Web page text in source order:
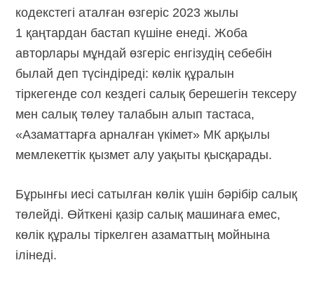
кодекстегі аталған өзгеріс 2023 жылы
1 қаңтардан бастап күшіне енеді. Жоба
авторлары мұндай өзгеріс енгізудің себебін
былай деп түсіндіреді: көлік құралын
тіркегенде сол кездегі салық берешегін тексеру
мен салық төлеу талабын алып тастаса,
«Азаматтарға арналған үкімет» МК арқылы
мемлекеттік қызмет алу уақыты қысқарады.
Бұрынғы иесі сатылған көлік үшін бәрібір салық
төлейді. Өйткені қазір салық машинаға емес,
көлік құралы тіркелген азаматтың мойнына
ілінеді.